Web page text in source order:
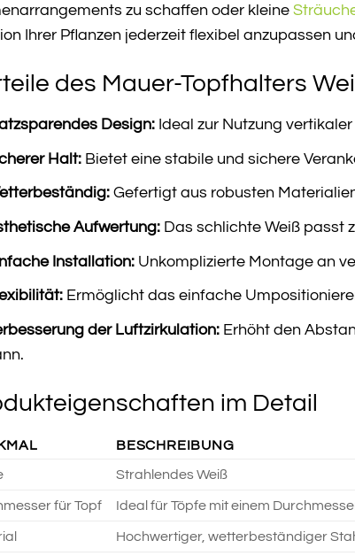
zu schaffen oder kleine
Ihrer Pflanzen jederzeit flexibel anzupassen
des Mauer-Topfhalters
Design: Ideal zur Nutzung
Halt: Bietet eine stabile und sichere
Gefertigt aus robusten
Aufwertung: Das schlichte Weiß passt
Installation: Unkomplizierte Montage an
Ermöglicht das einfache
der Luftzirkulation: Erhöht den
im Detail
BESCHREIBUNG
Strahlendes Weiß
für Topf Ideal für Töpfe mit einem
Hochwertiger, wetterbeständiger